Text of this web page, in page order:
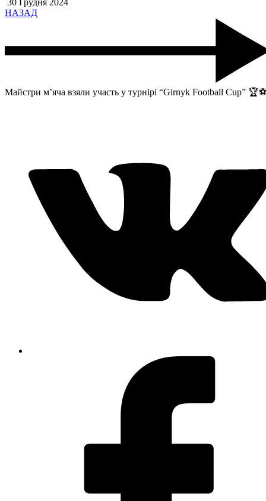
НАЗАД
Майстри м’яча взяли участь у турнірі “Girnyk Football Cup”